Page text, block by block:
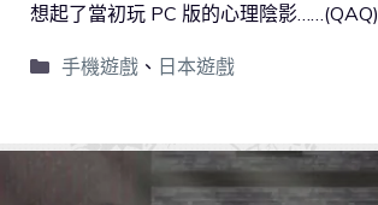
想起了當初玩 PC 版的心理陰影……(QAQ)
手機遊戲、 日本遊戲